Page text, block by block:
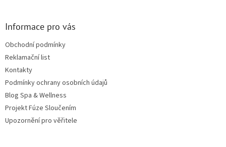
Informace pro vás
Obchodní podmínky
Reklamační list
Kontakty
Podmínky ochrany osobních údajů
Blog Spa & Wellness
Projekt Fúze Sloučením
Upozornění pro věřitele